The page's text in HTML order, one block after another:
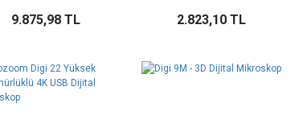
9.875,98 TL
Sepete Ekle 2.823,10 TL
Sepete Ekle